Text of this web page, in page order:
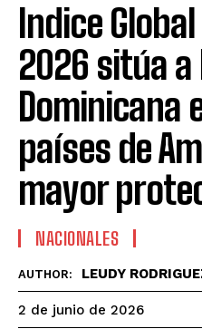
Indice
2026 sitúa a
Dominicana
países de
mayor
NACIONALES
AUTHOR: LEUDY
2 de junio de 2026